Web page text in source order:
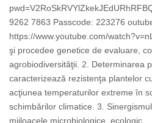
9262 7863 Passcode: 223276
https://www.youtube.com/
şi procedee genetice de evaluare,
agrobiodiversităţii. 2. Determinarea
caracterizează rezistenţa plantelor
acţiunea temperaturilor extreme în
schimbărilor climatice. 3.
mijloacele microbiologice, ecologic...